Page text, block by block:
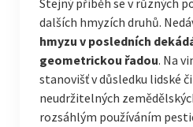
Stejný příběh se v různých
dalších hmyzích druhů.
hmyzu v posledních
geometrickou řadou. Na
stanovišť v důsledku lidské
neudržitelných
rozsáhlým používáním